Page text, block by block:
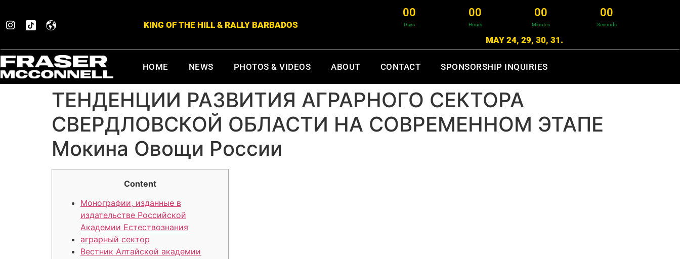
KING OF THE HILL & RALLY BARBADOS
00
Days
00
Hours
00
Minutes
00
Seconds
MAY 24, 29, 30, 31.
HOME NEWS PHOTOS & VIDEOS ABOUT CONTACT SPONSORSHIP INQUIRIES
ТЕНДЕНЦИИ РАЗВИТИЯ АГРАРНОГО СЕКТОРА
СВЕРДЛОВСКОЙ ОБЛАСТИ НА СОВРЕМЕННОМ ЭТАПЕ
Мокина Овощи России
Content
Монографии, изданные в
издательстве Российской
Академии Естествознания
аграрный сектор
Вестник Алтайской академии